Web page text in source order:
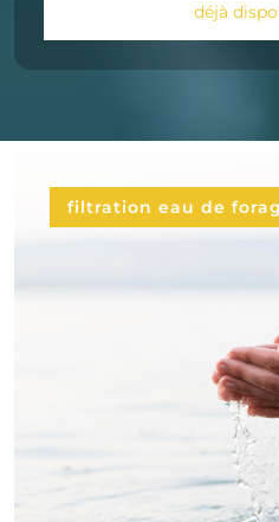
déjà
filtration eau de